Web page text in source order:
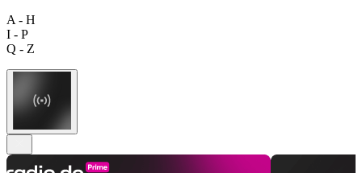
A - H
I - P
Q - Z